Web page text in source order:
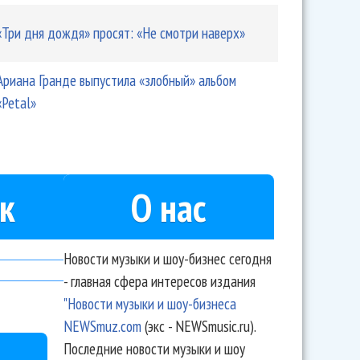
дня дождя» просят: «Не смотри наверх»
Гранде выпустила «злобный» альбом
О нас
Новости музыки и шоу-бизнес сегодня
- главная сфера интересов издания
"Новости музыки и шоу-бизнеса
NEWSmuz.com(экс - NEWSmusic.ru).
Последние новости музыки и шоу